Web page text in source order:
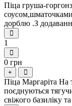
Піца груша-
соусом,шматочками
дорблю .З
1
0 грн
+
Піца Маргаріта На
поєднуються
свіжого базиліку